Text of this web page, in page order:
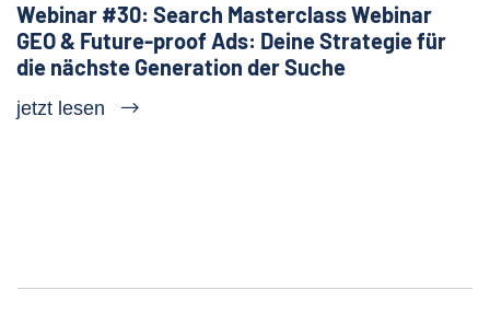
Webinar #30: Search Masterclass Webinar
GEO & Future-proof Ads: Deine Strategie für
die nächste Generation der Suche
jetzt lesen